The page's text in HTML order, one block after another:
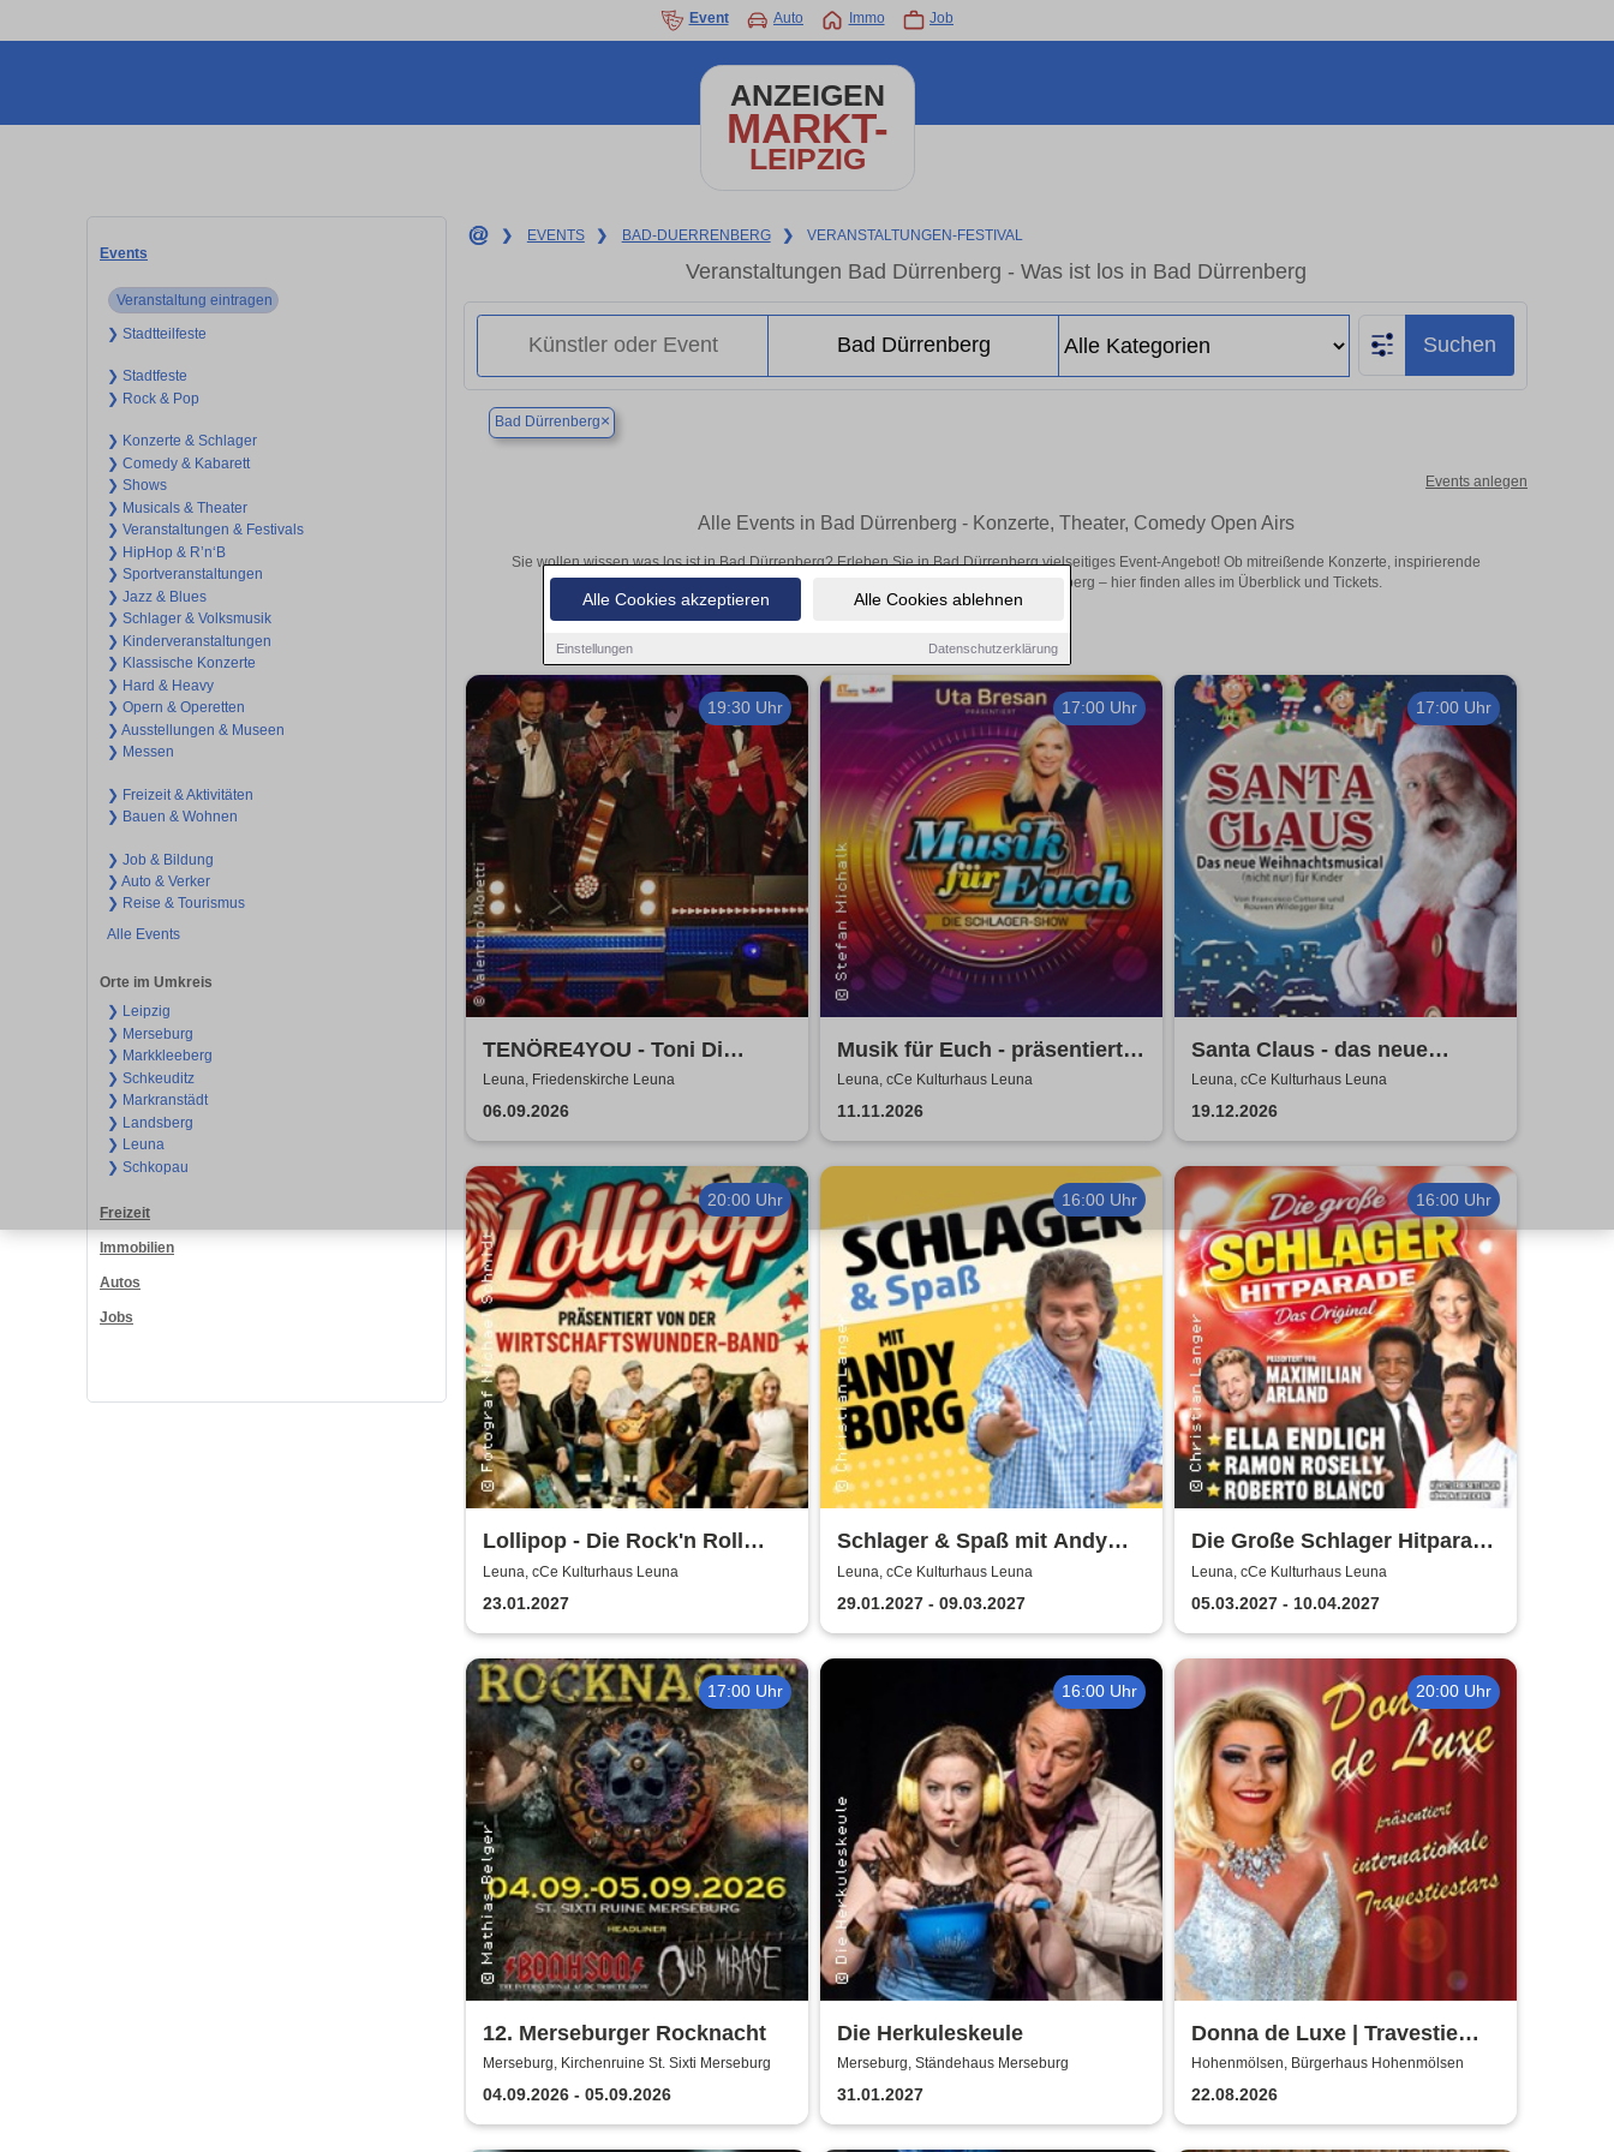
Alle Cookies akzeptieren Alle Cookies ablehnen
Einstellungen Datenschutzerklärung
Event Auto Immo Job
ANZEIGEN
MARKT-
LEIPZIG
Events
Veranstaltung eintragen
❯ Stadtteilfeste
❯ Stadtfeste
❯ Rock & Pop
❯ Konzerte & Schlager
❯ Comedy & Kabarett
❯ Shows
❯ Musicals & Theater
❯ Veranstaltungen & Festivals
❯ HipHop & R’n‘B
❯ Sportveranstaltungen
❯ Jazz & Blues
❯ Schlager & Volksmusik
❯ Kinderveranstaltungen
❯ Klassische Konzerte
❯ Hard & Heavy
❯ Opern & Operetten
❯ Ausstellungen & Museen
❯ Messen
❯ Freizeit & Aktivitäten
❯ Bauen & Wohnen
❯ Job & Bildung
❯ Auto & Verker
❯ Reise & Tourismus
Alle Events
Orte im Umkreis
❯ Leipzig
❯ Merseburg
❯ Markkleeberg
❯ Schkeuditz
❯ Markranstädt
❯ Landsberg
❯ Leuna
❯ Schkopau
Freizeit
Immobilien
Autos
Jobs
❯ EVENTS ❯ BAD-DUERRENBERG ❯ VERANSTALTUNGEN-FESTIVAL
Veranstaltungen Bad Dürrenberg - Was ist los in Bad Dürrenberg
Suchen
Bad Dürrenberg×
Events anlegen
Alle Events in Bad Dürrenberg - Konzerte, Theater, Comedy Open Airs
Sie wollen wissen was los ist in Bad Dürrenberg? Erleben Sie in Bad Dürrenberg vielseitiges Event-Angebot! Ob mitreißende Konzerte, inspirierende
Theateraufführungen oder aufregende Veranstaltungen in Bad Dürrenberg – hier finden alles im Überblick und Tickets.
19:30 Uhr
TENÖRE4YOU - Toni Di
Napoli & Pietro Pato
Leuna, Friedenskirche Leuna
06.09.2026
17:00 Uhr
Musik für Euch - präsentiert
von Uta Bresan
Leuna, cCe Kulturhaus Leuna
11.11.2026
17:00 Uhr
Santa Claus - das neue
Weihnachtsmusical (nicht
nur) für Kinder
Leuna, cCe Kulturhaus Leuna
19.12.2026
20:00 Uhr
Lollipop - Die Rock'n Roll
Show - präsentiert von der
Wirtschaftswunder-Band
Leuna, cCe Kulturhaus Leuna
23.01.2027
16:00 Uhr
Schlager & Spaß mit Andy
Borg und Gästen
Leuna, cCe Kulturhaus Leuna
29.01.2027 - 09.03.2027
16:00 Uhr
Die Große Schlager Hitparade
- Das Original - 2027
Leuna, cCe Kulturhaus Leuna
05.03.2027 - 10.04.2027
17:00 Uhr
12. Merseburger Rocknacht
Merseburg, Kirchenruine St. Sixti Merseburg
04.09.2026 - 05.09.2026
16:00 Uhr
Die Herkuleskeule
Merseburg, Ständehaus Merseburg
31.01.2027
20:00 Uhr
Donna de Luxe | Travestie
Show
Hohenmölsen, Bürgerhaus Hohenmölsen
22.08.2026